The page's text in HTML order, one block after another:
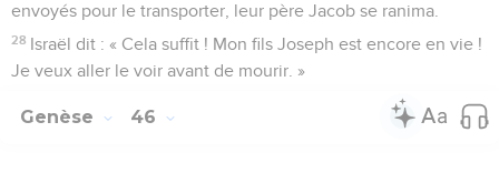
envoyés pour le transporter, leur père Jacob se ranima.
28 Israël dit : « Cela suffit ! Mon fils Joseph est encore en vie !
Je veux aller le voir avant de mourir. »
Genèse 46